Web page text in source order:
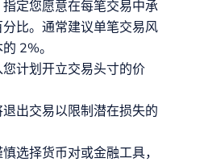
指定您愿意在每笔交易中承
比。通常建议单笔交易风
2%。
计划开立交易头寸的价
退出交易以限制潜在损失的
选择货币对或金融工具，